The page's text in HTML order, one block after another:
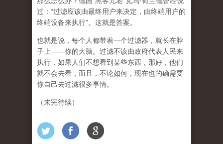
过：“过滤应该由最终用户来决定，由终端用户的
终端设备来执行”。这就是答案。
也就是说，每个人都带着一个过滤器，就长在脖
子上——你的大脑。过滤不该由政府代表人民来
执行，如果人们不想看到某些东西，那好，他们
就不会去看，而且，不论如何，现在也的确需要
你自己去过滤很多事情。
（未完待续）